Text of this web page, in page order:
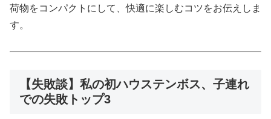
荷物をコンパクトにして、快適に楽しむコツをお伝えしま
す。
【失敗談】私の初ハウステンボス、子連れ
での失敗トップ3